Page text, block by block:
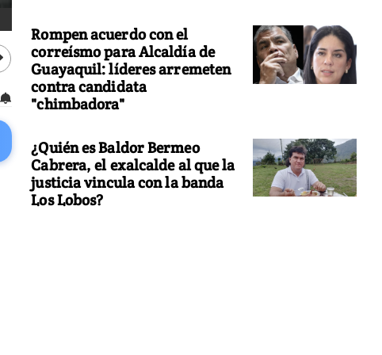
Rompen acuerdo con el
correísmo para Alcaldía de
Guayaquil: líderes arremeten
contra candidata
"chimbadora"
¿Quién es Baldor Bermeo
Cabrera, el exalcalde al que la
justicia vincula con la banda
Los Lobos?